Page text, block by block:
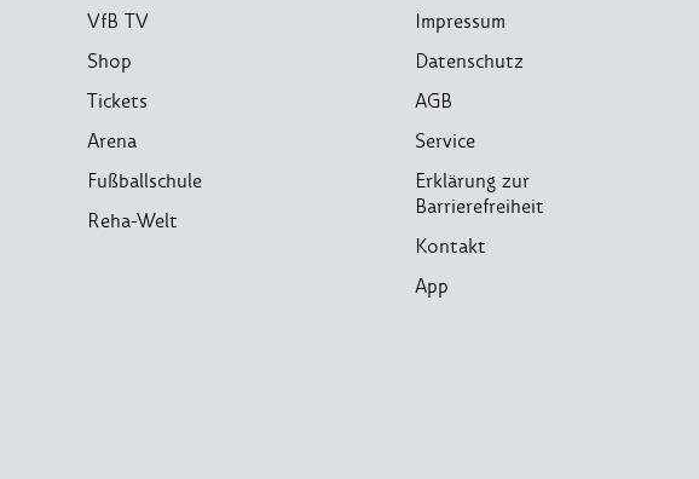
VfB TV
Shop
Tickets
Arena
Fußballschule
Reha-Welt
Impressum
Datenschutz
AGB
Service
Erklärung zur
Barrierefreiheit
Kontakt
App